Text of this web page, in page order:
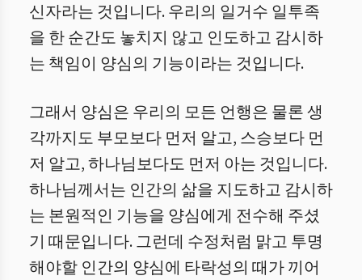
신자라는 것입니다. 우리의 일거수 일투족
을 한 순간도 놓치지 않고 인도하고 감시하
는 책임이 양심의 기능이라는 것입니다.
그래서 양심은 우리의 모든 언행은 물론 생
각까지도 부모보다 먼저 알고, 스승보다 먼
저 알고, 하나님보다도 먼저 아는 것입니다.
하나님께서는 인간의 삶을 지도하고 감시하
는 본원적인 기능을 양심에게 전수해 주셨
기 때문입니다. 그런데 수정처럼 맑고 투명
해야할 인간의 양심에 타락성의 때가 끼어